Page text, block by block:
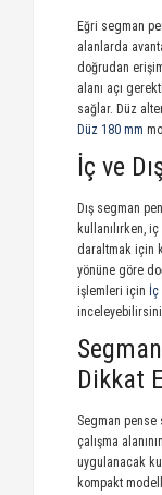
Eğri segman
alanlarda
doğrudan
alanı açı
sağlar. Düz
Düz 180 mm
İç ve
Dış segman
kullanılırken,
daraltmak için
yönüne göre
işlemleri için İç
Dikkat
Segman pense
çalışma
uygulanacak
kompakt